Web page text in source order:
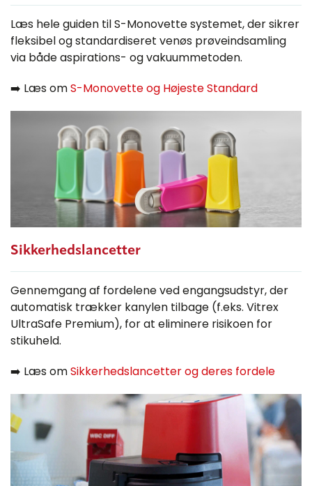
Læs hele guiden til S-Monovette systemet, der sikrer
fleksibel og standardiseret venøs prøveindsamling
via både aspirations- og vakuummetoden.
➡️ Læs omS-Monovette og Højeste Standard
Sikkerhedslancetter
Gennemgang af fordelene ved engangsudstyr, der
automatisk trækker kanylen tilbage (f.eks. Vitrex
UltraSafe Premium), for at eliminere risikoen for
stikuheld.
➡️ Læs omSikkerhedslancetter og deres fordele